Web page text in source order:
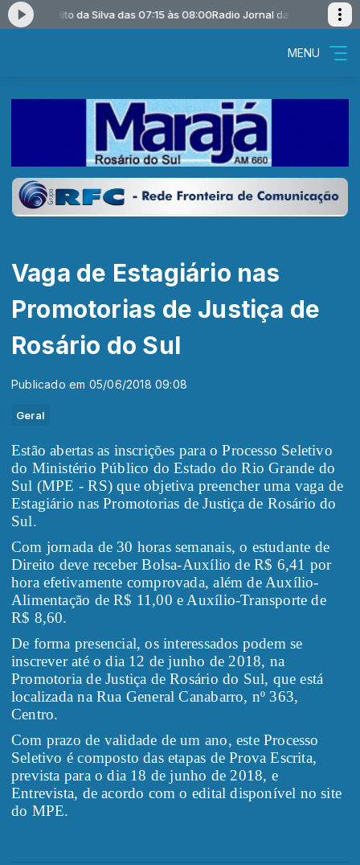
Benedito da Silva das 07:15 às 08:00Radio Jornal da Manhã com
MENU
Vaga de Estagiário nas
Promotorias de Justiça de
Rosário do Sul
Publicado em 05/06/2018 09:08
Geral
Estão abertas as inscrições para o Processo Seletivo
do Ministério Público do Estado do Rio Grande do
Sul (MPE - RS) que objetiva preencher uma vaga de
Estagiário nas Promotorias de Justiça de Rosário do
Sul.
Com jornada de 30 horas semanais, o estudante de
Direito deve receber Bolsa-Auxílio de R$ 6,41 por
hora efetivamente comprovada, além de Auxílio-
Alimentação de R$ 11,00 e Auxílio-Transporte de
R$ 8,60.
De forma presencial, os interessados podem se
inscrever até o dia 12 de junho de 2018, na
Promotoria de Justiça de Rosário do Sul, que está
localizada na Rua General Canabarro, nº 363,
Centro.
Com prazo de validade de um ano, este Processo
Seletivo é composto das etapas de Prova Escrita,
prevista para o dia 18 de junho de 2018, e
Entrevista, de acordo com o edital disponível no site
do MPE.